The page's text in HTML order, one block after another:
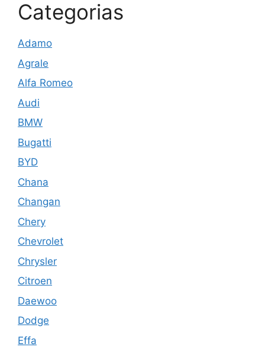
Categorias
Adamo
Agrale
Alfa Romeo
Audi
BMW
Bugatti
BYD
Chana
Changan
Chery
Chevrolet
Chrysler
Citroen
Daewoo
Dodge
Effa